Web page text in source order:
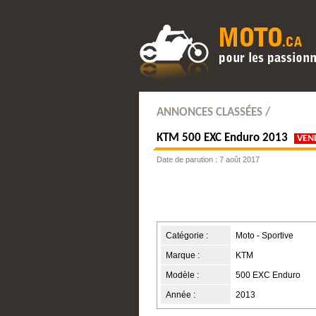
ANNONCES CLASSÉES /
KTM 500 EXC Enduro 2013
Date de parution : 7 août 2017
Catégorie : Moto - Sportive
Marque : KTM
Modèle : 500 EXC Enduro
Année : 2013